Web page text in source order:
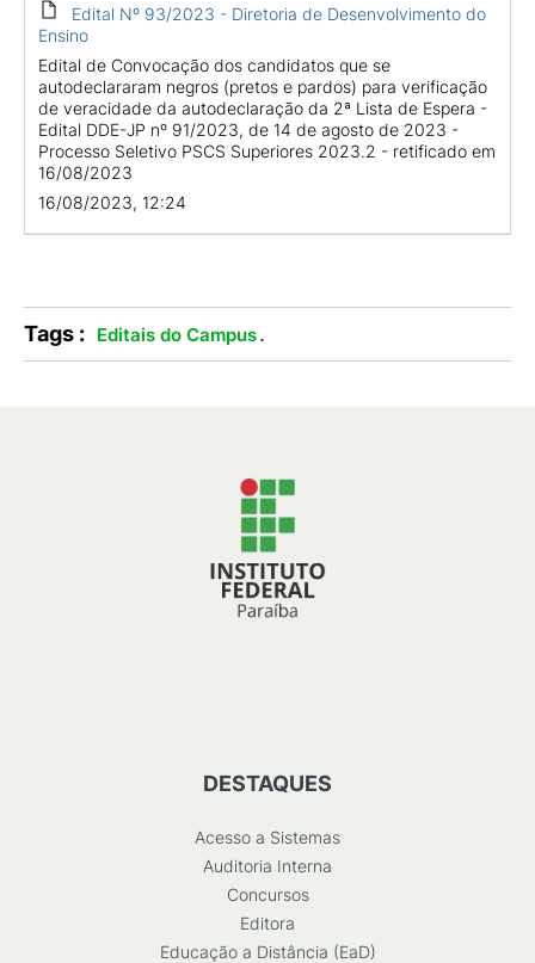
Edital Nº 93/2023 - Diretoria de Desenvolvimento do
Ensino
Edital de Convocação dos candidatos que se
autodeclararam negros (pretos e pardos) para verificação
de veracidade da autodeclaração da 2ª Lista de Espera -
Edital DDE-JP nº 91/2023, de 14 de agosto de 2023 -
Processo Seletivo PSCS Superiores 2023.2 - retificado em
16/08/2023
16/08/2023, 12:24
Tags : Editais do Campus.
DESTAQUES
Acesso a Sistemas
Auditoria Interna
Concursos
Editora
Educação a Distância (EaD)